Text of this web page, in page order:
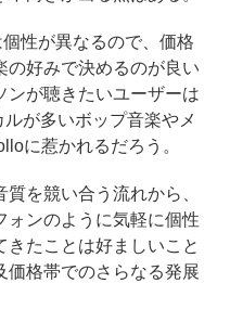
性が異なるので、価格
の好みで決めるのが良い
ンが聴きたいユーザーは
が多いボップ音楽やメ
に惹かれるだろう。
を競い合う流れから、
ォンのように気軽に個性
きたことは好ましいこと
価格帯でのさらなる発展